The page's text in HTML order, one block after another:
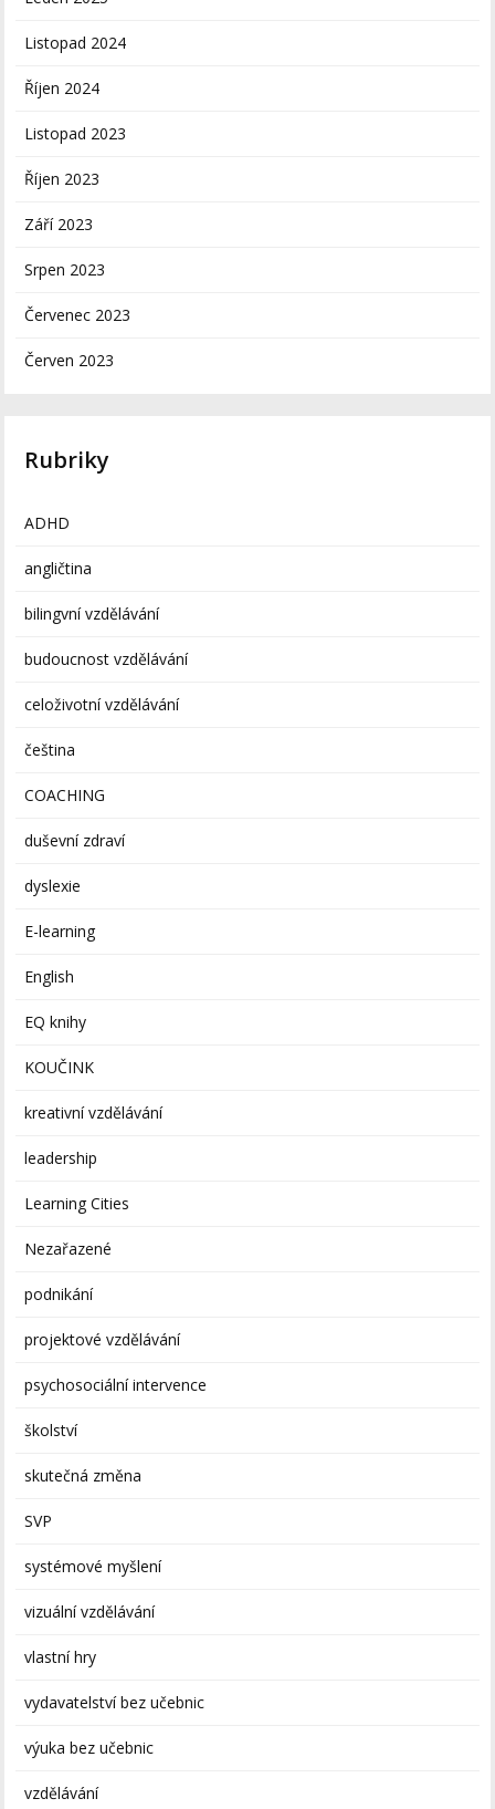
Listopad 2024
Říjen 2024
Listopad 2023
Říjen 2023
Září 2023
Srpen 2023
Červenec 2023
Červen 2023
Rubriky
ADHD
angličtina
bilingvní vzdělávání
budoucnost vzdělávání
celoživotní vzdělávání
čeština
COACHING
duševní zdraví
dyslexie
E-learning
English
EQ knihy
KOUČINK
kreativní vzdělávání
leadership
Learning Cities
Nezařazené
podnikání
projektové vzdělávání
psychosociální intervence
školství
skutečná změna
SVP
systémové myšlení
vizuální vzdělávání
vlastní hry
vydavatelství bez učebnic
výuka bez učebnic
vzdělávání